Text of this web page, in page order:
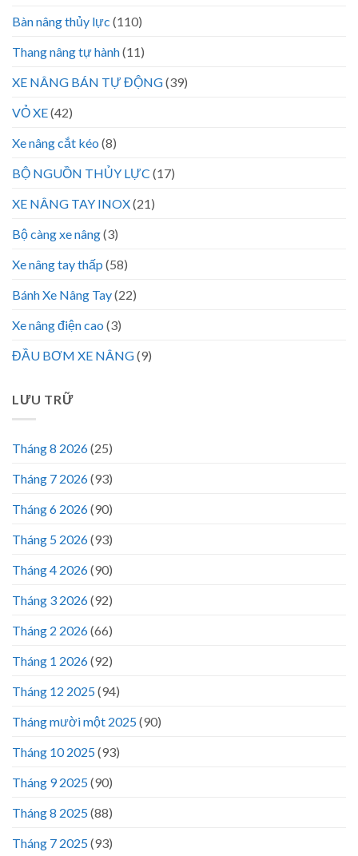
Bàn nâng thủy lực (110)
Thang nâng tự hành(11)
XE NÂNG BÁN TỰ ĐỘNG(39)
VỎ XE(42)
Xe nâng cắt kéo (8)
BỘ NGUỒN THỦY LỰC (17)
XE NÂNG TAY INOX(21)
Bộ càng xe nâng(3)
Xe nâng tay thấp (58)
Bánh Xe Nâng Tay(22)
Xe nâng điện cao (3)
ĐẦU BƠM XE NÂNG(9)
LƯU TRỮ
Tháng 8 2026(25)
Tháng 7 2026(93)
Tháng 6 2026(90)
Tháng 5 2026(93)
Tháng 4 2026(90)
Tháng 3 2026(92)
Tháng 2 2026(66)
Tháng 1 2026(92)
Tháng 12 2025(94)
Tháng mười một 2025(90)
Tháng 10 2025(93)
Tháng 9 2025(90)
Tháng 8 2025(88)
Tháng 7 2025(93)